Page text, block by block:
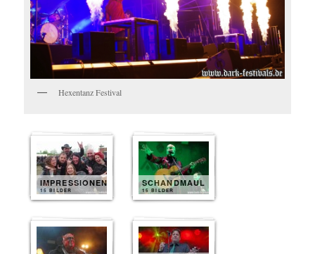
Hexentanz Festival
IMPRESSIONEN
15 BILDER
SCHANDMAUL
15 BILDER